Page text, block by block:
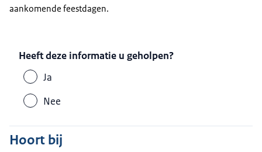
aankomende feestdagen.
Heeft deze informatie u geholpen?
Ja
Nee
Hoort bij